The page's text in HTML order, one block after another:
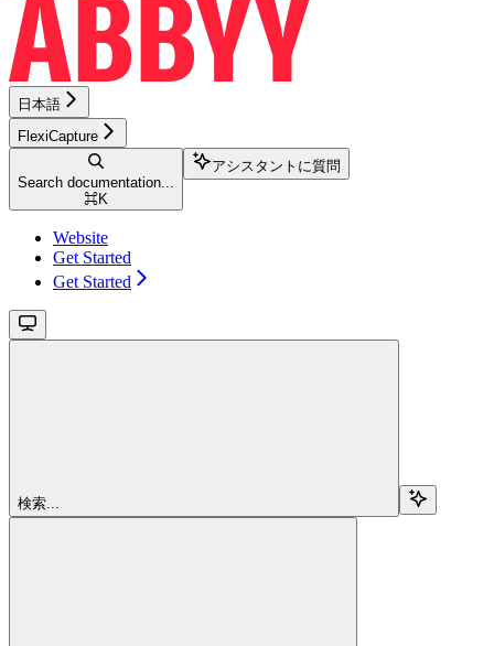
日本語
FlexiCapture
Search documentation...
⌘K
アシスタントに質問
Website
Get Started
Get Started
検索...